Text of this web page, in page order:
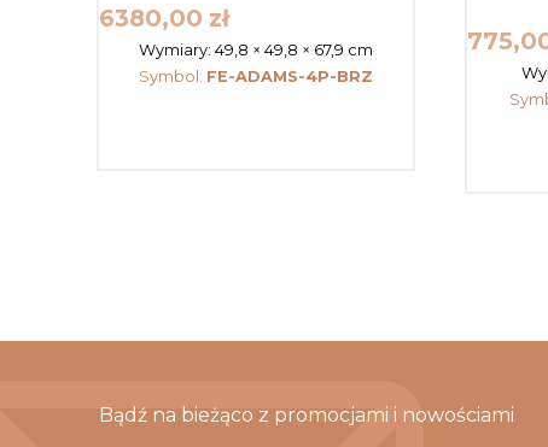
6380,00 zł
Wymiary:49,8 × 49,8 × 67,9 cm
Symbol: FE-ADAMS-4P-BRZ
Bądź na bieżąco z promocjami i nowościami